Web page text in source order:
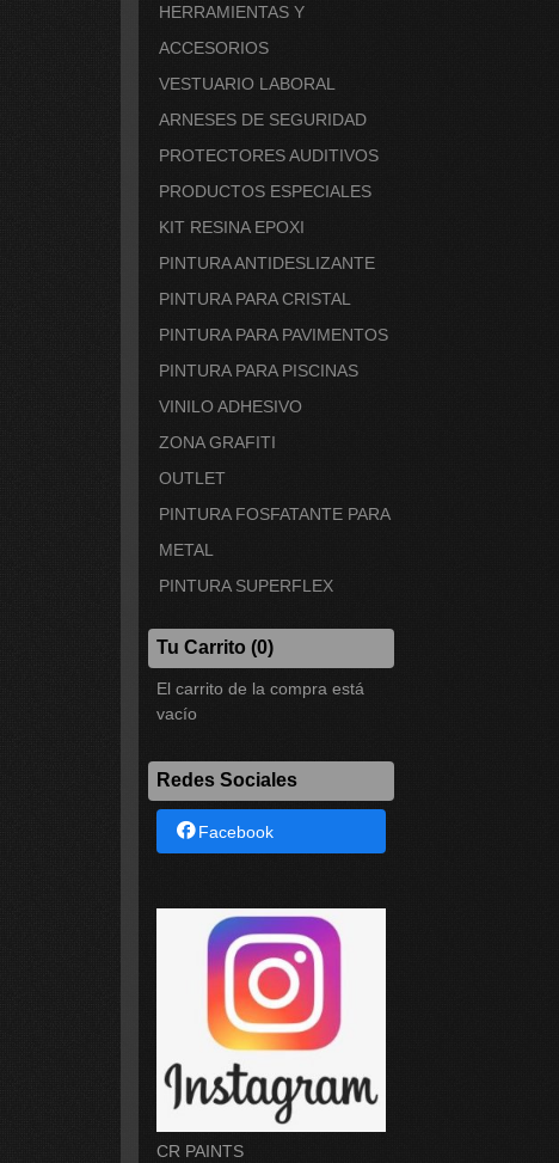
HERRAMIENTAS Y
ACCESORIOS
VESTUARIO LABORAL
ARNESES DE SEGURIDAD
PROTECTORES AUDITIVOS
PRODUCTOS ESPECIALES
KIT RESINA EPOXI
PINTURA ANTIDESLIZANTE
PINTURA PARA CRISTAL
PINTURA PARA PAVIMENTOS
PINTURA PARA PISCINAS
VINILO ADHESIVO
ZONA GRAFITI
OUTLET
PINTURA FOSFATANTE PARA
METAL
PINTURA SUPERFLEX
Tu Carrito (0)
El carrito de la compra está
vacío
Redes Sociales
Facebook
CR PAINTS